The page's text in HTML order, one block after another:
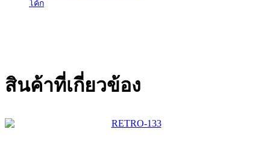
โค้ก
สินค้าที่เกี่ยวข้อง